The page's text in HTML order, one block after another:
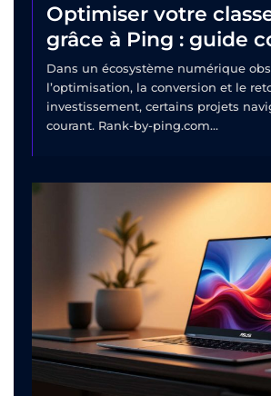
Optimiser votre
grâce à Ping : guide
Dans un écosystème numérique
l’optimisation, la conversion et le
investissement, certains projets
courant. Rank-by-ping.com...